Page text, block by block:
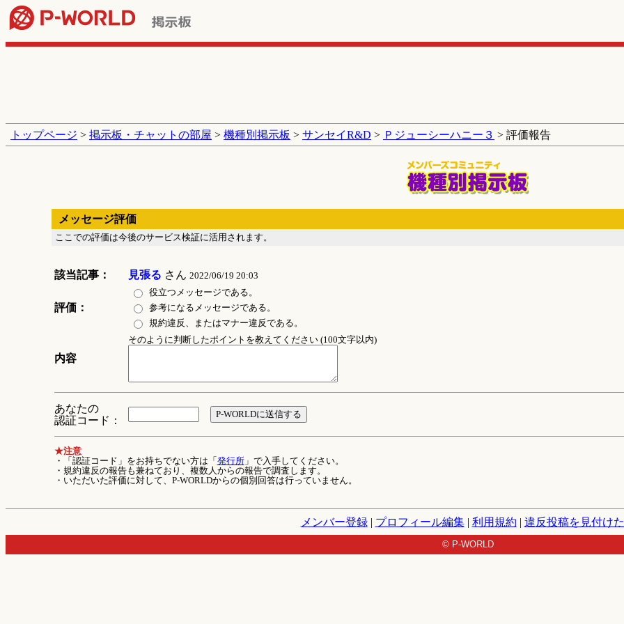
トップページ > 掲示板・チャットの部屋 > 機種別掲示板 > サンセイR&D > Ｐジューシーハニー３ > 評価報告
メッセージ評価
ここでの評価は今後のサービス検証に活用されます。
該当記事： 見張る さん 2022/06/19 20:03
評価：
役立つメッセージである。
参考になるメッセージである。
規約違反、またはマナー違反である。
内容
そのように判断したポイントを教えてください (100文字以内)
あなたの
認証コード：
★注意
・「認証コード」をお持ちでない方は「 発行所」で入手してください。
・規約違反の報告も兼ねており、複数人からの報告で調査します。
・いただいた評価に対して、P-WORLDからの個別回答は行っていません。
メンバー登録| プロフィール編集| 利用規約 | 違反投稿を見付け
© P-WORLD